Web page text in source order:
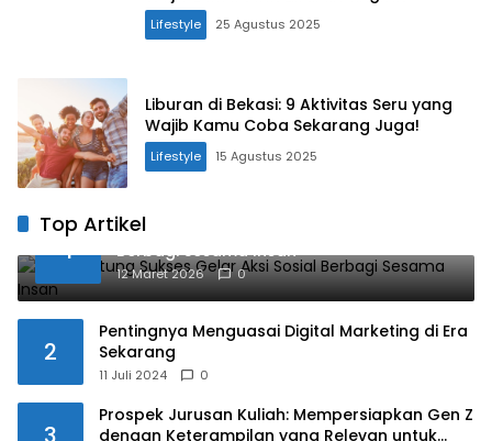
Lifestyle 25 Agustus 2025
Liburan di Bekasi: 9 Aktivitas Seru yang
Wajib Kamu Coba Sekarang Juga!
Lifestyle 15 Agustus 2025
Top Artikel
1
UBSI Cibitung Sukses Gelar Aksi Sosial
Berbagi Sesama Insan
12 Maret 2026 0
2
Pentingnya Menguasai Digital Marketing di Era
Sekarang
11 Juli 2024 0
Prospek Jurusan Kuliah: Mempersiapkan Gen Z
dengan Keterampilan yang Relevan untuk